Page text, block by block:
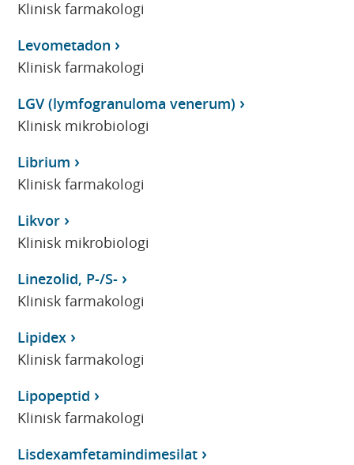
Klinisk farmakologi
Levometadon
Klinisk farmakologi
LGV (lymfogranuloma venerum)
Klinisk mikrobiologi
Librium
Klinisk farmakologi
Likvor
Klinisk mikrobiologi
Linezolid, P-/S-
Klinisk farmakologi
Lipidex
Klinisk farmakologi
Lipopeptid
Klinisk farmakologi
Lisdexamfetamindimesilat